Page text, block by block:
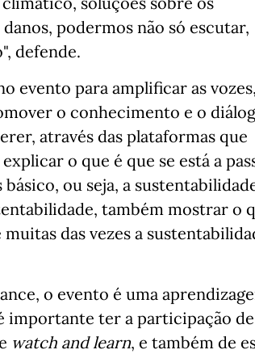
podermos não só escutar,
defende.
evento para amplificar as vozes,
o conhecimento e o
através das plataformas que
o que é que se está a
ou seja, a
também mostrar o
das vezes a
o evento é uma
importante ter a participação de
watch and learn, e também de